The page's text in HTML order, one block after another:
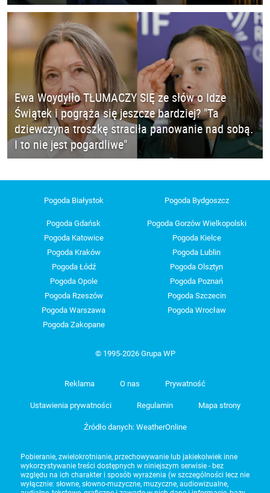
Ewa Woydyłło TŁUMACZY SIĘ ze słów o Idze
Świątek i pogrąża się jeszcze bardziej? "Ta
dziewczyna troszkę straciła panowanie nad sobą.
I to nie jest pogardliwe"
Pogoda Białystok Pogoda Bydgoszcz
Pogoda Gdańsk
Pogoda Gorzów Wielkopolski
Pogoda Katowice
Pogoda Kielce
Pogoda Kraków
Pogoda Lublin
Pogoda Łódź
Pogoda Olsztyn
Pogoda Opole
Pogoda Poznań
Pogoda Rzeszów
Pogoda Szczecin
Pogoda Warszawa
Pogoda Wrocław
Pogoda Zakopane
© 1995-2026 Grupa WP
Reklama O nas Prywatność
Ustawienia prywatności Regulamin Mapa strony
Źródło danych: WeatherOnline
Pobieranie, zwielokrotnianie, przechowywanie lub jakiekolwiek inne
wykorzystywanie treści dostępnych w niniejszym serwisie - bez
względu na ich charakter i sposób wyrażenia (w szczególności lecz nie
wyłącznie: słowne, słowno-muzyczne, muzyczne, audiowizualne,